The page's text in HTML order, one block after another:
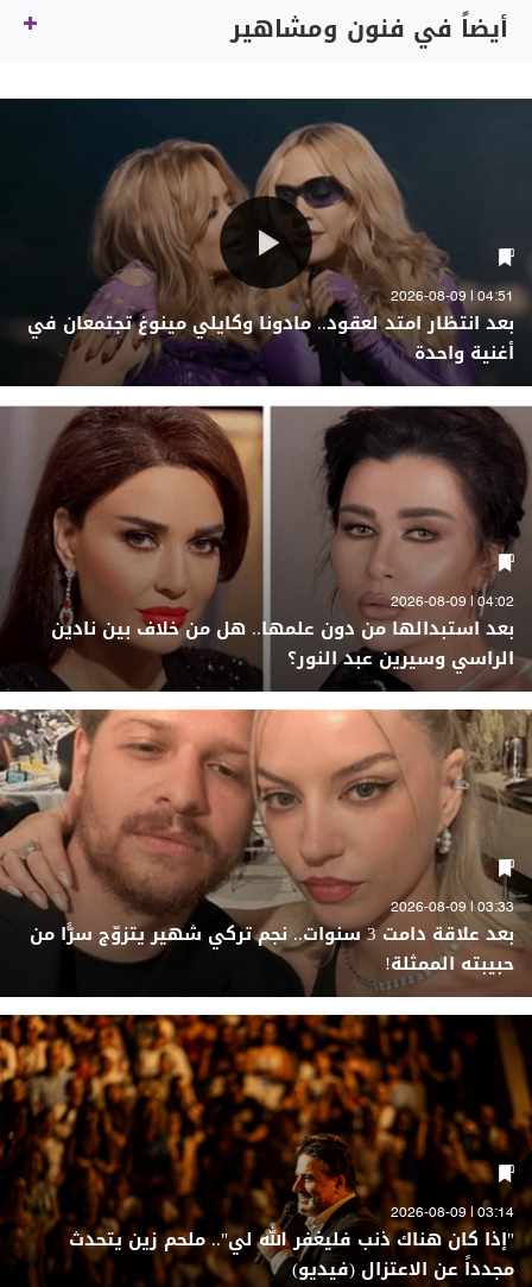
أيضاً في فنون ومشاهير
04:51 | 2026-08-09
بعد انتظار امتد لعقود.. مادونا وكايلي مينوغ تجتمعان في
أغنية واحدة
04:02 | 2026-08-09
بعد استبدالها من دون علمها.. هل من خلاف بين نادين
الراسي وسيرين عبد النور؟
03:33 | 2026-08-09
بعد علاقة دامت 3 سنوات.. نجم تركي شهير يتزوّج سرًّا من
حبيبته الممثلة!
03:14 | 2026-08-09
"إذا كان هناك ذنب فليغفر الله لي".. ملحم زين يتحدث
مجدداً عن الاعتزال (فيديو)